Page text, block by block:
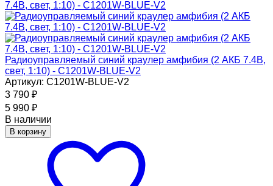
Радиоуправляемый синий краулер амфибия (2 АКБ 7.4В,
свет, 1:10) - C1201W-BLUE-V2
Артикул: C1201W-BLUE-V2
3 790 ₽
5 990 ₽
В наличии
В корзину